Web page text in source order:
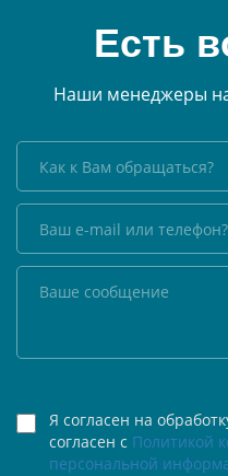
Есть
Наши менеджеры
Я согласен на
согласен с Политикой
персональной